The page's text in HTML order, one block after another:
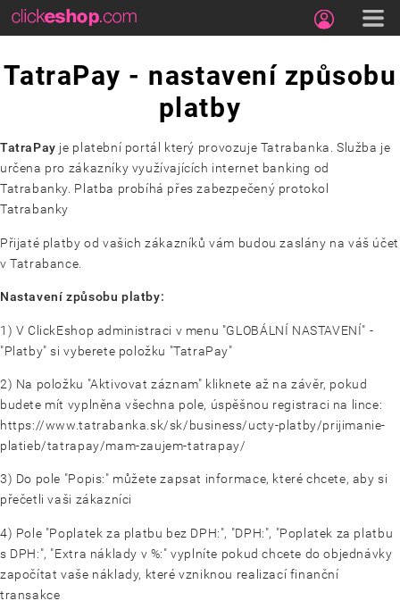
TatraPay - nastavení způsobu
platby
TatraPay je platební portál který provozuje Tatrabanka. Služba je
určena pro zákazníky využívajících internet banking od
Tatrabanky. Platba probíhá přes zabezpečený protokol
Tatrabanky
Přijaté platby od vašich zákazníků vám budou zaslány na váš účet
v Tatrabance.
Nastavení způsobu platby:
1) V ClickEshop administraci v menu "GLOBÁLNÍ NASTAVENÍ" -
"Platby" si vyberete položku "TatraPay"
2) Na položku "Aktivovat záznam" kliknete až na závěr, pokud
budete mít vyplněna všechna pole, úspěšnou registraci na lince:
https://www.tatrabanka.sk/sk/business/ucty-platby/prijimanie-
platieb/tatrapay/mam-zaujem-tatrapay/
3) Do pole "Popis:" můžete zapsat informace, které chcete, aby si
přečetli vaši zákazníci
4) Pole "Poplatek za platbu bez DPH:", "DPH:", "Poplatek za platbu
s DPH:", "Extra náklady v %:" vyplníte pokud chcete do objednávky
započítat vaše náklady, které vzniknou realizací finanční
transakce